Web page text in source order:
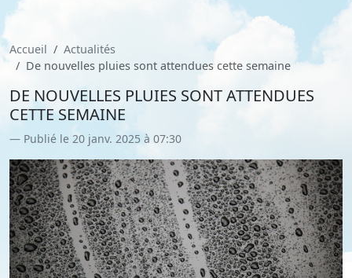
Accueil
Actualités
De nouvelles pluies sont attendues cette semaine
DE NOUVELLES PLUIES SONT ATTENDUES
CETTE SEMAINE
Publié le 20 janv. 2025 à 07:30